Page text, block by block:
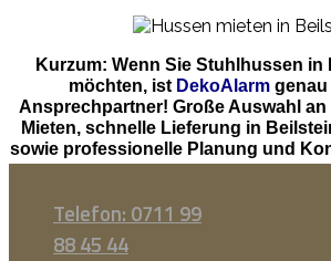
Kurzum: Wenn Sie Stuhlhussen in
möchten, ist DekoAlarm
Ansprechpartner! Große Auswahl
Mieten, schnelle Lieferung in
sowie professionelle Planung und
Telefon: 0711 99
88 45 44